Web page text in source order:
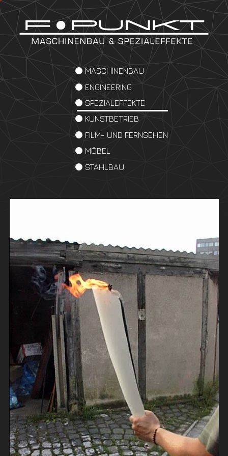
MASCHINENBAU
ENGINEERING
SPEZIALEFFEKTE
KUNSTBETRIEB
FILM- UND FERNSEHEN
MÖBEL
STAHLBAU